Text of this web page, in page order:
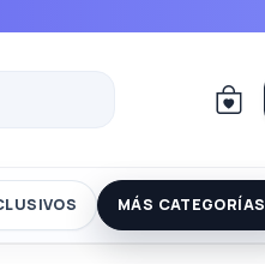
MÁS CATEGORÍAS